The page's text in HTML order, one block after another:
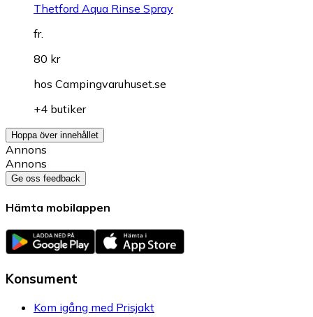
Thetford Aqua Rinse Spray
fr.
80 kr
hos Campingvaruhuset.se
+4 butiker
Hoppa över innehållet
Annons
Annons
Ge oss feedback
Hämta mobilappen
Konsument
Kom igång med Prisjakt